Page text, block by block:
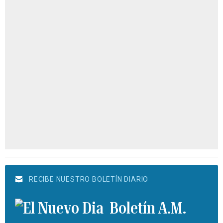
RECIBE NUESTRO BOLETÍN DIARIO
Boletín A.M.